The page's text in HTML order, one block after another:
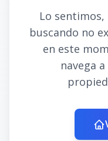
Lo
buscando no
en este
navega